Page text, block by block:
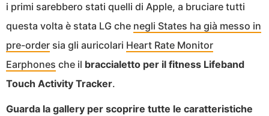
i primi sarebbero stati quelli di Apple, a bruciare tutti
questa volta è stata LG che negli States ha già messo in
pre-order sia gli auricolari Heart Rate Monitor
Earphones che il braccialetto per il fitness Lifeband
Touch Activity Tracker.
Guarda la gallery per scoprire tutte le caratteristiche